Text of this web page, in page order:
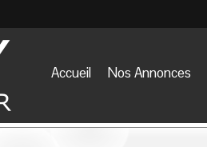
Accueil Nos Annonces